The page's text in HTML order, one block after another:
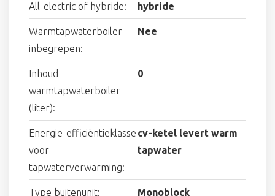
All-electric of hybride: hybride
Warmtapwaterboiler
inbegrepen:
Nee
Inhoud
warmtapwaterboiler
(liter):
0
Energie-efficiëntieklasse
voor
tapwaterverwarming:
cv-ketel levert warm
tapwater
Type buitenunit: Monoblock